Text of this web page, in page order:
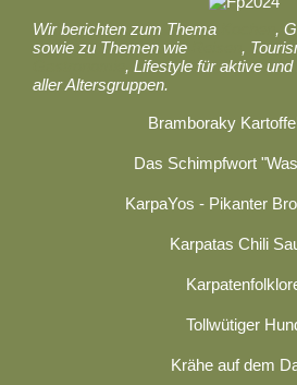
Wir berichten zum Thema ,
sowie zu Themen wie
,
, Lifestyle für aktive
aller Altersgruppen.
Bramboraky
Das Schimpfwort
KarpaYos - Pikanter
Karpatas Chili
Tollwütiger
Krähe auf dem